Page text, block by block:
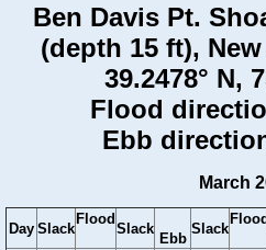
Ben Davis Pt.
(depth 15 ft),
39.2478° N,
Flood
Ebb
March
Day Slack
Flood
Slack
Ebb
Slack
Flood